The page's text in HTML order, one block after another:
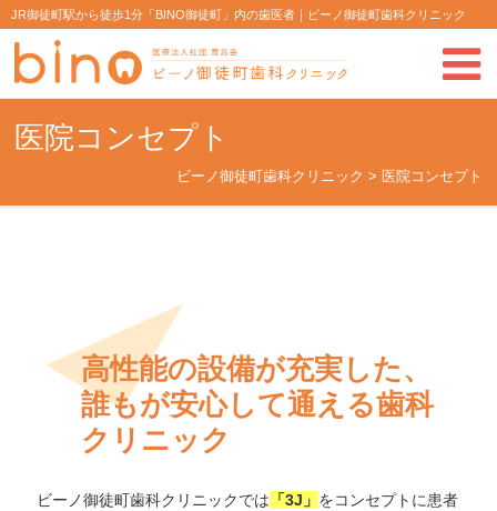
JR御徒町駅から徒歩1分「BINO御徒町」内の歯医者｜ビーノ御徒町歯科クリニック
医院コンセプト
ビーノ御徒町歯科クリニック > 医院コンセプト
高性能の設備が充実した、
誰もが安心して通える歯科
クリニック
ビーノ御徒町歯科クリニックでは 「3J」 をコンセプトに患者